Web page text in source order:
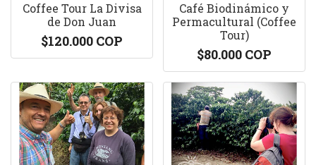
Coffee Tour La Divisa
de Don Juan
$120.000 COP
Café Biodinámico y
Permacultural (Coffee
Tour)
$80.000 COP